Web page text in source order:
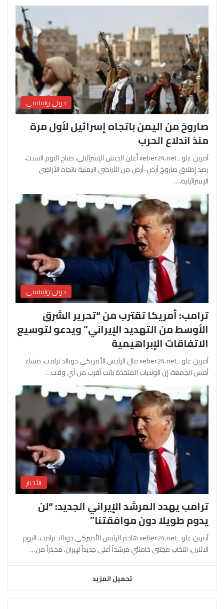
دولي وإقليمي
صاروخ من اليمن باتجاه إسرائيل لأول مرة
منذ اندلاع الحرب
آفرين علو ـ xeber24.net أعلن الجيش الإسرائيلي، صباح اليوم السبت،
رصد إطلاق صاروخ أرض-أرض من الأراضي اليمنية باتجاه الأراضي
الإسرائيلية،…
دولي وإقليمي
ترامب: أمريكا تقترب من “تحرير الشرق
الأوسط من التهديد الإيراني” ويدعو لتوسيع
الاتفاقات الإبراهيمية
آفرين علو ـ xeber24.net قال الرئيس الأمريكي دونالد ترامب، مساء
أمس الجمعة، إن الولايات المتحدة باتت أقرب من أي وقت…
الأخبار
ترامب يهدد المرشد الإيراني الجديد: “لن
يدوم طويلاً دون موافقتنا”
آفرين علو ـ xeber24.net هاجم الرئيس الأميركي دونالد ترامب، اليوم
الاثنين، انتخاب مجتبى خامنئي مرشداً أعلى جديداً لإيران، محذراً من…
تحميل المزيد